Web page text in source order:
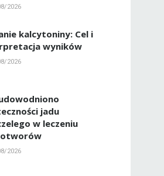
2026
kalcytoniny: Cel i
wyników
2026
jadu
w leczeniu
2026